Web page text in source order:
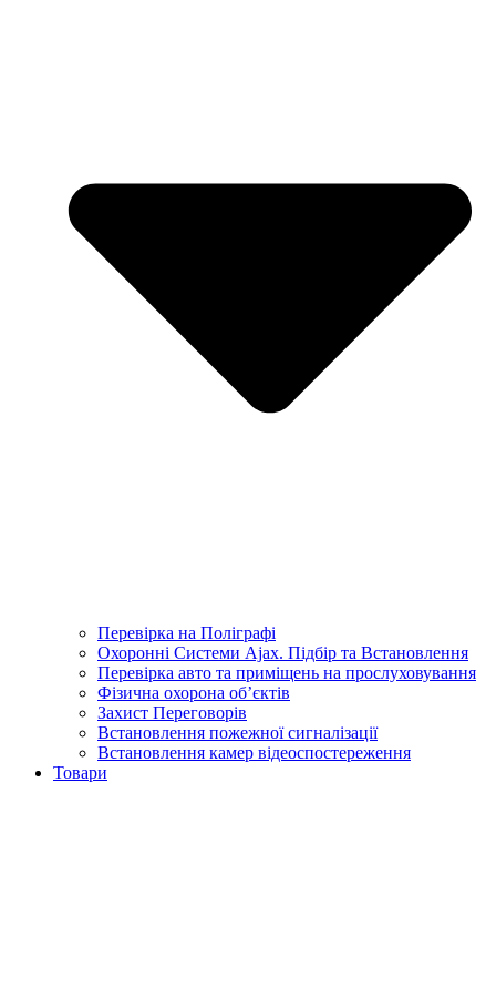
Перевірка на Поліграфі
Охоронні Системи Ajax. Підбір та Встановлення
Перевірка авто та приміщень на прослуховування
Фізична охорона об’єктів
Захист Переговорів
Встановлення пожежної сигналізації
Встановлення камер відеоспостереження
Товари